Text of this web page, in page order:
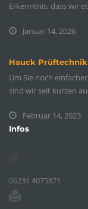
Erkenntnis, dass wir
Januar 14, 2026
Hauck
Um Sie noch
sind wir seit kurzen
Februar 14, 2023
Infos
06231 4075871